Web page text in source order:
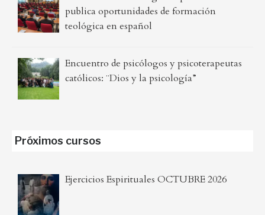
publica oportunidades de formación
teológica en español
Encuentro de psicólogos y psicoterapeutas
católicos: ¨Dios y la psicología”
Próximos cursos
Ejercicios Espirituales OCTUBRE 2026